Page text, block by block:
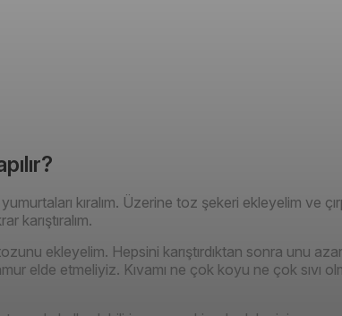
kıralım. Üzerine toz şekeri ekleyelim ve
karıştıralım.
ekleyelim. Hepsini karıştırdıktan sonra unu
elde etmeliyiz. Kıvamı ne çok koyu ne çok sıvı